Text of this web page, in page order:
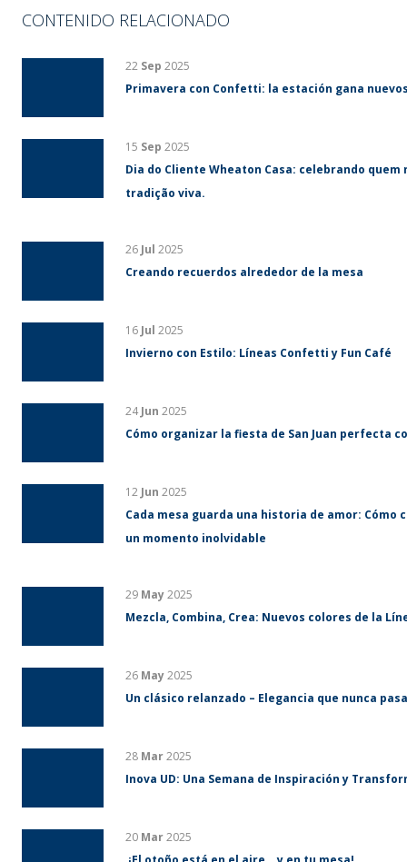
CONTENIDO RELACIONADO
22 Sep 2025
Primavera con Confetti: la estación gana
15 Sep 2025
Dia do Cliente Wheaton Casa: celebrando
tradição viva.
26 Jul 2025
Creando recuerdos alrededor de la mesa
16 Jul 2025
Invierno con Estilo: Líneas Confetti y Fun Café
24Jun 2025
Cómo organizar la fiesta de San Juan perfecta
12 Jun 2025
Cada mesa guarda una historia de amor: Cómo
un momento inolvidable
29 May2025
Mezcla, Combina, Crea: Nuevos colores de la
26 May2025
Un clásico relanzado – Elegancia que nunca
28 Mar2025
Inova UD: Una Semana de Inspiración y
20 Mar2025